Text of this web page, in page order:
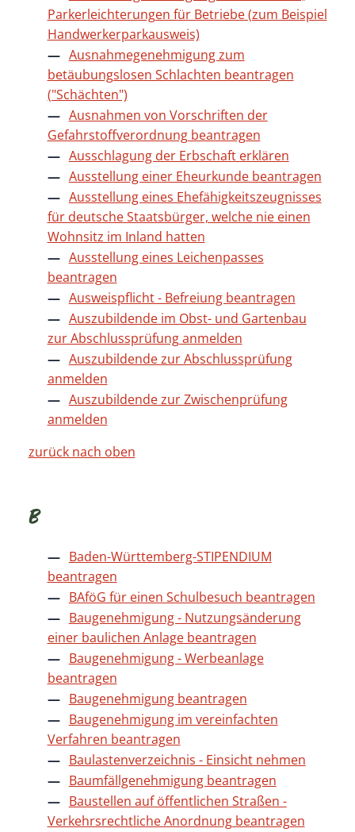
Parkerleichterungen für Betriebe (zum Beispiel
Handwerkerparkausweis)
Ausnahmegenehmigung zum
betäubungslosen Schlachten beantragen
("Schächten")
Ausnahmen von Vorschriften der
Gefahrstoffverordnung beantragen
Ausschlagung der Erbschaft erklären
Ausstellung einer Eheurkunde beantragen
Ausstellung eines Ehefähigkeitszeugnisses
für deutsche Staatsbürger, welche nie einen
Wohnsitz im Inland hatten
Ausstellung eines Leichenpasses
beantragen
Ausweispflicht - Befreiung beantragen
Auszubildende im Obst- und Gartenbau
zur Abschlussprüfung anmelden
Auszubildende zur Abschlussprüfung
anmelden
Auszubildende zur Zwischenprüfung
anmelden
zurück nach oben
B
Baden-Württemberg-STIPENDIUM
beantragen
BAföG für einen Schulbesuch beantragen
Baugenehmigung - Nutzungsänderung
einer baulichen Anlage beantragen
Baugenehmigung - Werbeanlage
beantragen
Baugenehmigung beantragen
Baugenehmigung im vereinfachten
Verfahren beantragen
Baulastenverzeichnis - Einsicht nehmen
Baumfällgenehmigung beantragen
Baustellen auf öffentlichen Straßen -
Verkehrsrechtliche Anordnung beantragen